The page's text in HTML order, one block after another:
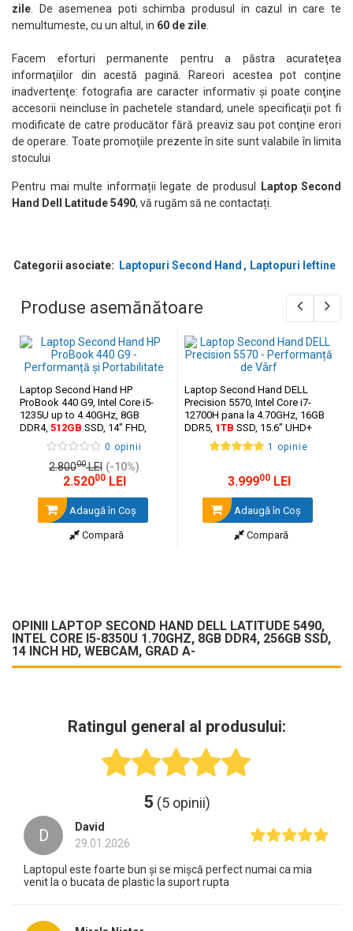
zile. De asemenea poti schimba produsul in cazul in care te
nemultumeste, cu un altul, in 60 de zile.
Facem eforturi permanente pentru a păstra acurateţea
informaţiilor din acestă pagină. Rareori acestea pot conţine
inadvertenţe: fotografia are caracter informativ şi poate conţine
accesorii neincluse în pachetele standard, unele specificaţii pot fi
modificate de catre producător fără preaviz sau pot conţine erori
de operare. Toate promoţiile prezente în site sunt valabile în limita
stocului
Pentru mai multe informații legate de produsul
Laptop Second
Hand Dell Latitude 5490, vă rugăm să ne contactați.
Categorii asociate: Laptopuri Second Hand Laptopuri Ieftine
Produse asemănătoare
Laptop Second Hand HP
ProBook 440 G9, Intel Core i5-
1235U up to 4.40GHz, 8GB
DDR4, 512GB SSD, 14" FHD,
Webcam, tastatura US, Grad A
0 opinii
2.80000LEI (-10%)
2.52000LEI
Adaugă în Coş
Compară
Laptop Second Hand DELL
Precision 5570, Intel Core i7-
12700H pana la 4.70GHz, 16GB
DDR5, 1TB SSD, 15.6" UHD+
Touchscreen, NVidia RTX A1000
4GB, Webcam, Grad A-(punct
1 opinie
3.99900LEI
Adaugă în Coş
Compară
OPINII LAPTOP SECOND HAND DELL LATITUDE 5490,
INTEL CORE I5-8350U 1.70GHZ, 8GB DDR4, 256GB SSD,
14 INCH HD, WEBCAM, GRAD A-
Ratingul general al produsului:
5 (5 opinii)
D
David
29.01.2026
Laptopul este foarte bun și se mișcă perfect numai ca mia
venit la o bucata de plastic la suport rupta